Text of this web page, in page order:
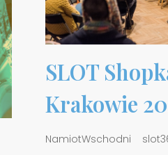
SLOT
Krakowie
NamiotWschodni